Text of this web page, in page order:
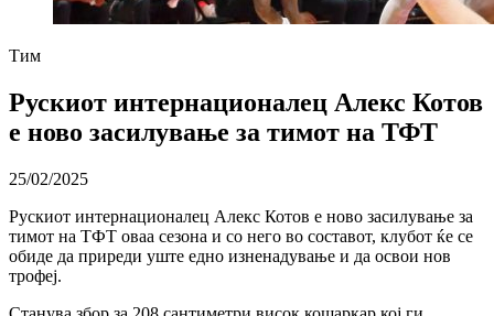
Тим
Рускиот интернационалец Алекс Котов
е ново засилување за тимот на ТФТ
25/02/2025
Рускиот интернационалец Алекс Котов е ново засилување за
тимот на ТФТ оваа сезона и со него во составот, клубот ќе се
обиде да приреди уште едно изненадување и да освои нов
трофеј.